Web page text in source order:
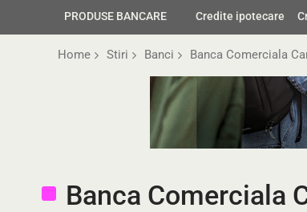
PRODUSE BANCARE Credite ipotecare
Home Stiri Banci Banca Comerciala
Banca Comerciala